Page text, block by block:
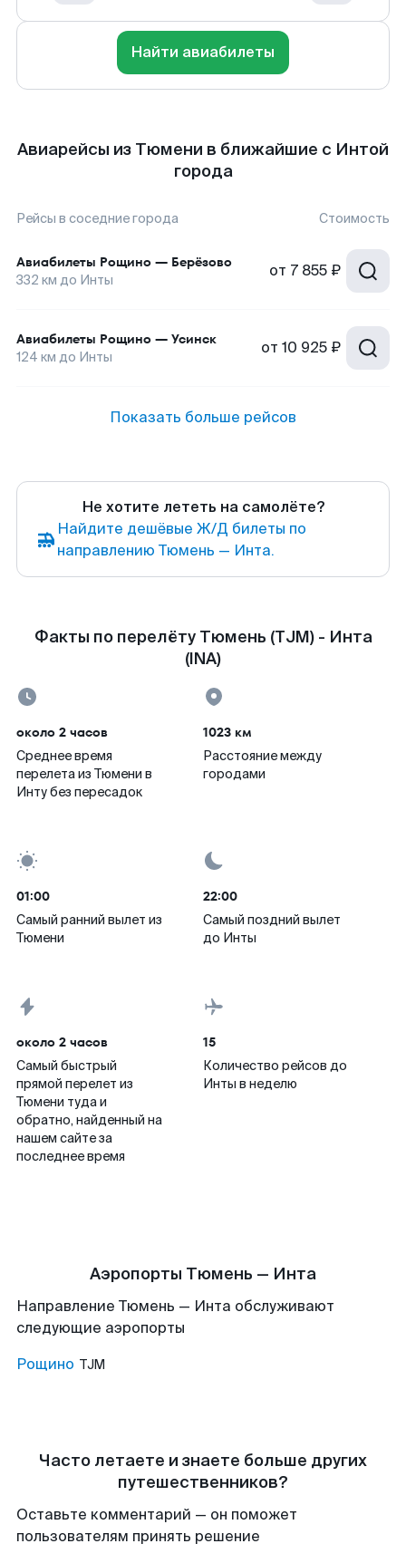
Найти авиабилеты
Авиарейсы из Тюмени в ближайшие с Интой
города
Рейсы в соседние города Стоимость
Авиабилеты Рощино — Берёзово
332 км до Инты от 7 855 ₽
Авиабилеты Рощино — Усинск
124 км до Инты от 10 925 ₽
Показать больше рейсов
Не хотите лететь на самолёте?
Найдите дешёвые Ж/Д билеты по
направлению Тюмень — Инта.
Факты по перелёту Тюмень (TJM) - Инта
(INA)
около 2 часов
Среднее время
перелета из Тюмени в
Инту без пересадок
1023 км
Расстояние между
городами
01:00
Самый ранний вылет из
Тюмени
22:00
Самый поздний вылет
до Инты
около 2 часов
Самый быстрый
прямой перелет из
Тюмени туда и
обратно, найденный на
нашем сайте за
последнее время
15
Количество рейсов до
Инты в неделю
Аэропорты Тюмень — Инта
Направление Тюмень — Инта обслуживают
следующие аэропорты
Рощино TJM
Часто летаете и знаете больше других
путешественников?
Оставьте комментарий — он поможет
пользователям принять решение